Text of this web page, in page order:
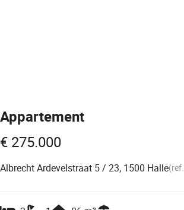
Appartement
€ 275.000
Albrecht Ardevelstraat 5 / 23, 1500 Halle(ref.